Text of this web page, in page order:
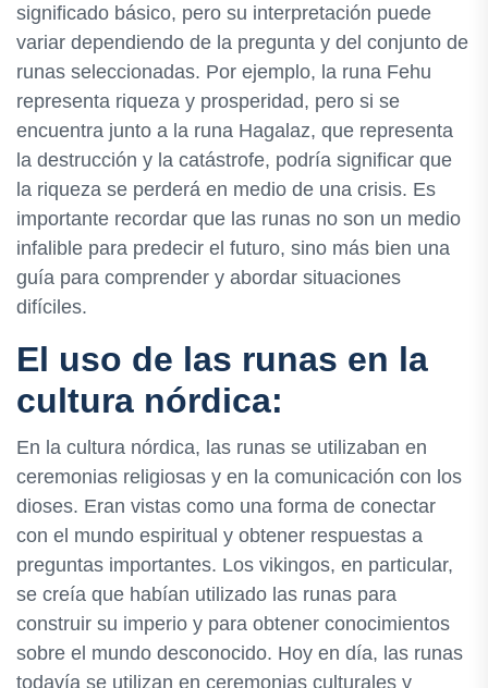
significado básico, pero su interpretación puede
variar dependiendo de la pregunta y del conjunto de
runas seleccionadas. Por ejemplo, la runa Fehu
representa riqueza y prosperidad, pero si se
encuentra junto a la runa Hagalaz, que representa
la destrucción y la catástrofe, podría significar que
la riqueza se perderá en medio de una crisis. Es
importante recordar que las runas no son un medio
infalible para predecir el futuro, sino más bien una
guía para comprender y abordar situaciones
difíciles.
El uso de las runas en la
cultura nórdica:
En la cultura nórdica, las runas se utilizaban en
ceremonias religiosas y en la comunicación con los
dioses. Eran vistas como una forma de conectar
con el mundo espiritual y obtener respuestas a
preguntas importantes. Los vikingos, en particular,
se creía que habían utilizado las runas para
construir su imperio y para obtener conocimientos
sobre el mundo desconocido. Hoy en día, las runas
todavía se utilizan en ceremonias culturales y